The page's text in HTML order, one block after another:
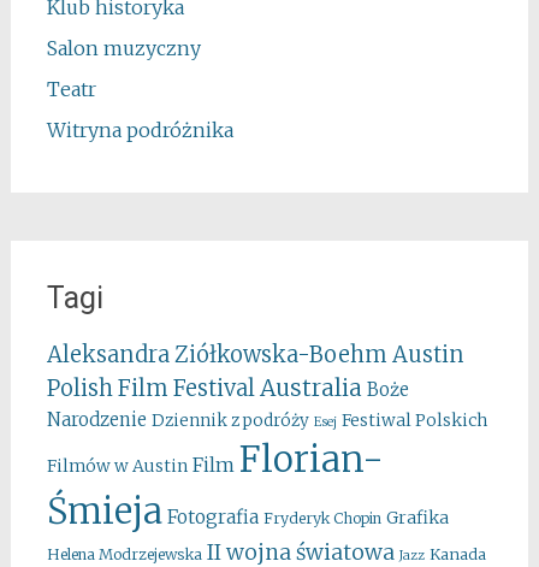
Klub historyka
Salon muzyczny
Teatr
Witryna podróżnika
Tagi
Aleksandra Ziółkowska-Boehm Austin
Polish Film FestivalAustralia Boże
Narodzenie Dziennik z podróży Esej Festiwal Polskich
Filmów w Austin Film Florian-
Śmieja Fotografia Fryderyk Chopin Grafika
Helena Modrzejewska II wojna światowa Jazz Kanada